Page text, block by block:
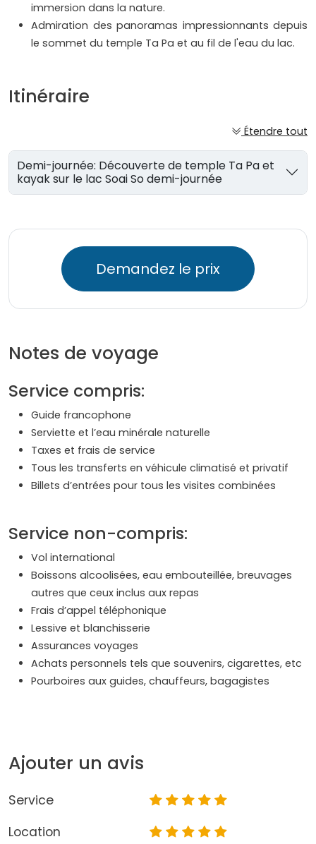
immersion dans la nature.
Admiration des panoramas impressionnants depuis
le sommet du temple Ta Pa et au fil de l'eau du lac.
Itinéraire
Étendre tout
Demi-journée: Découverte de temple Ta Pa et
kayak sur le lac Soai So demi-journée
Demandez le prix
Notes de voyage
Service compris:
Guide francophone
Serviette et l’eau minérale naturelle
Taxes et frais de service
Tous les transferts en véhicule climatisé et privatif
Billets d’entrées pour tous les visites combinées
Service non-compris:
Vol international
Boissons alcoolisées, eau embouteillée, breuvages
autres que ceux inclus aux repas
Frais d’appel téléphonique
Lessive et blanchisserie
Assurances voyages
Achats personnels tels que souvenirs, cigarettes, etc
Pourboires aux guides, chauffeurs, bagagistes
Ajouter un avis
Service
Location